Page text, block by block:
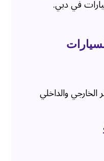
في دبي.
والداخلي